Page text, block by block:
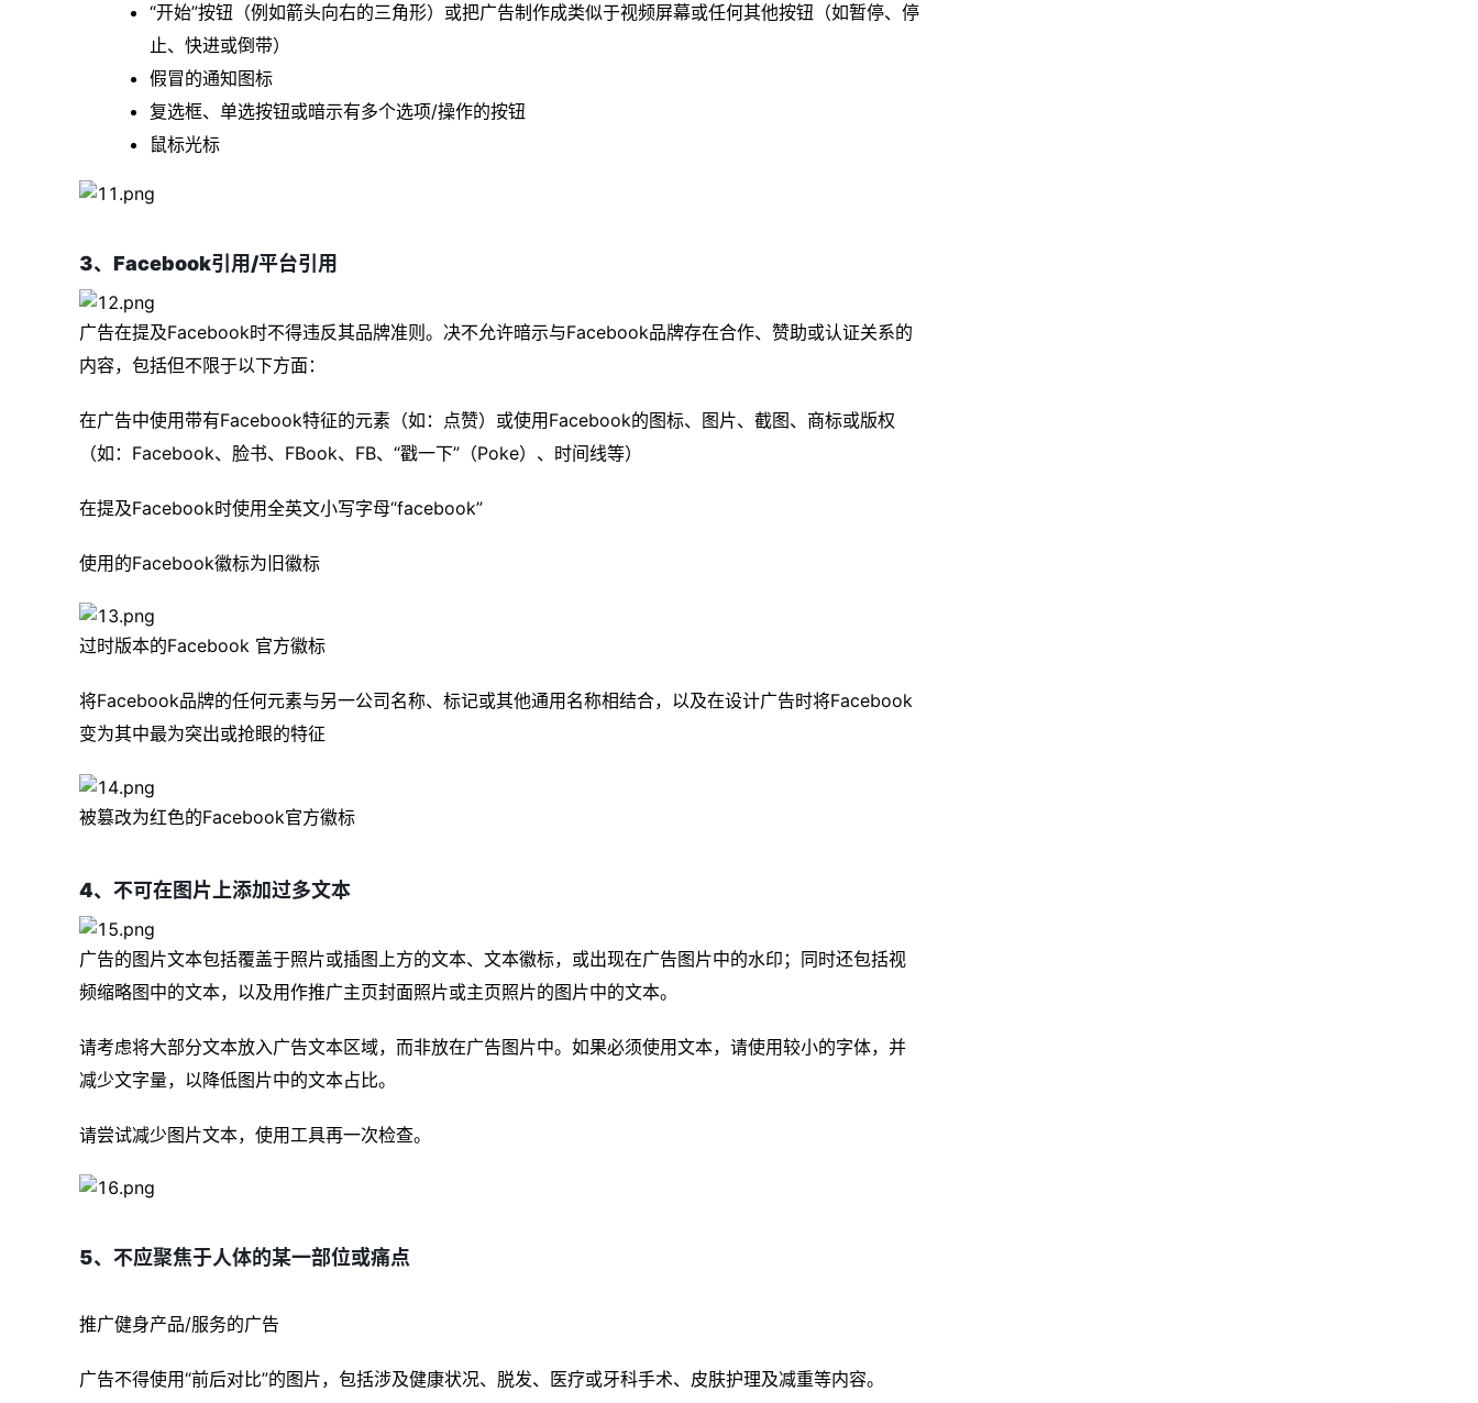
“开始”按钮（例如箭头向右的三角形）或把广告制作成类似于视频屏幕或任何其他按钮（如暂停、停
止、快进或倒带）
假冒的通知图标
复选框、单选按钮或暗示有多个选项/操作的按钮
鼠标光标
3、Facebook引用/平台引用
广告在提及Facebook时不得违反其品牌准则。决不允许暗示与Facebook品牌存在合作、赞助或认证关系的
内容，包括但不限于以下方面：
在广告中使用带有Facebook特征的元素（如：点赞）或使用Facebook的图标、图片、截图、商标或版权
（如：Facebook、脸书、FBook、FB、“戳一下”（Poke）、时间线等）
在提及Facebook时使用全英文小写字母“facebook”
使用的Facebook徽标为旧徽标
过时版本的Facebook 官方徽标
将Facebook品牌的任何元素与另一公司名称、标记或其他通用名称相结合，以及在设计广告时将Facebook
变为其中最为突出或抢眼的特征
被篡改为红色的Facebook官方徽标
4、不可在图片上添加过多文本
广告的图片文本包括覆盖于照片或插图上方的文本、文本徽标，或出现在广告图片中的水印；同时还包括视
频缩略图中的文本，以及用作推广主页封面照片或主页照片的图片中的文本。
请考虑将大部分文本放入广告文本区域，而非放在广告图片中。如果必须使用文本，请使用较小的字体，并
减少文字量，以降低图片中的文本占比。
请尝试减少图片文本，使用工具再一次检查。
5、不应聚焦于人体的某一部位或痛点
推广健身产品/服务的广告
广告不得使用“前后对比”的图片，包括涉及健康状况、脱发、医疗或牙科手术、皮肤护理及减重等内容。